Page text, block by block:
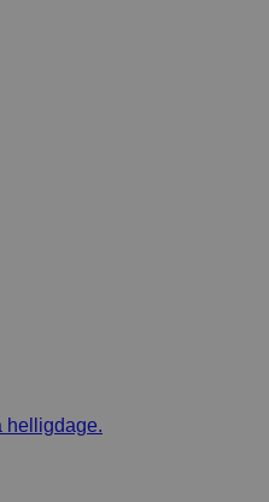
helligdage.